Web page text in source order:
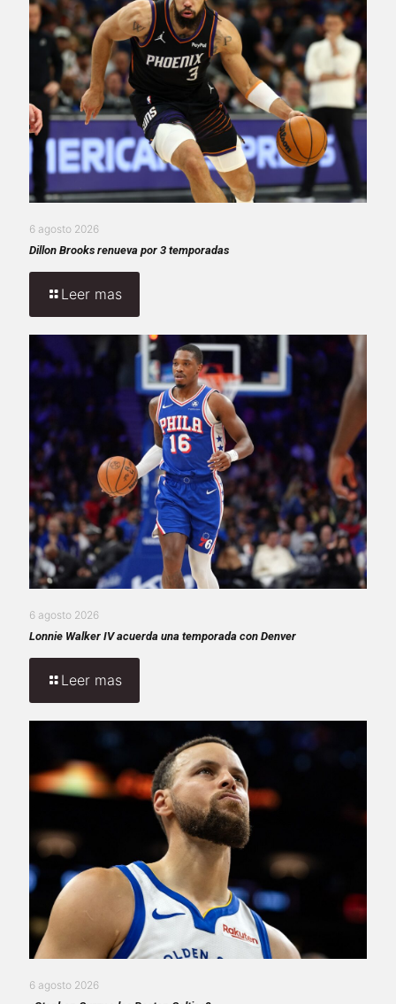
6 agosto 2026
Dillon Brooks renueva por 3 temporadas
Leer mas
6 agosto 2026
Lonnie Walker IV acuerda una temporada con Denver
Leer mas
6 agosto 2026